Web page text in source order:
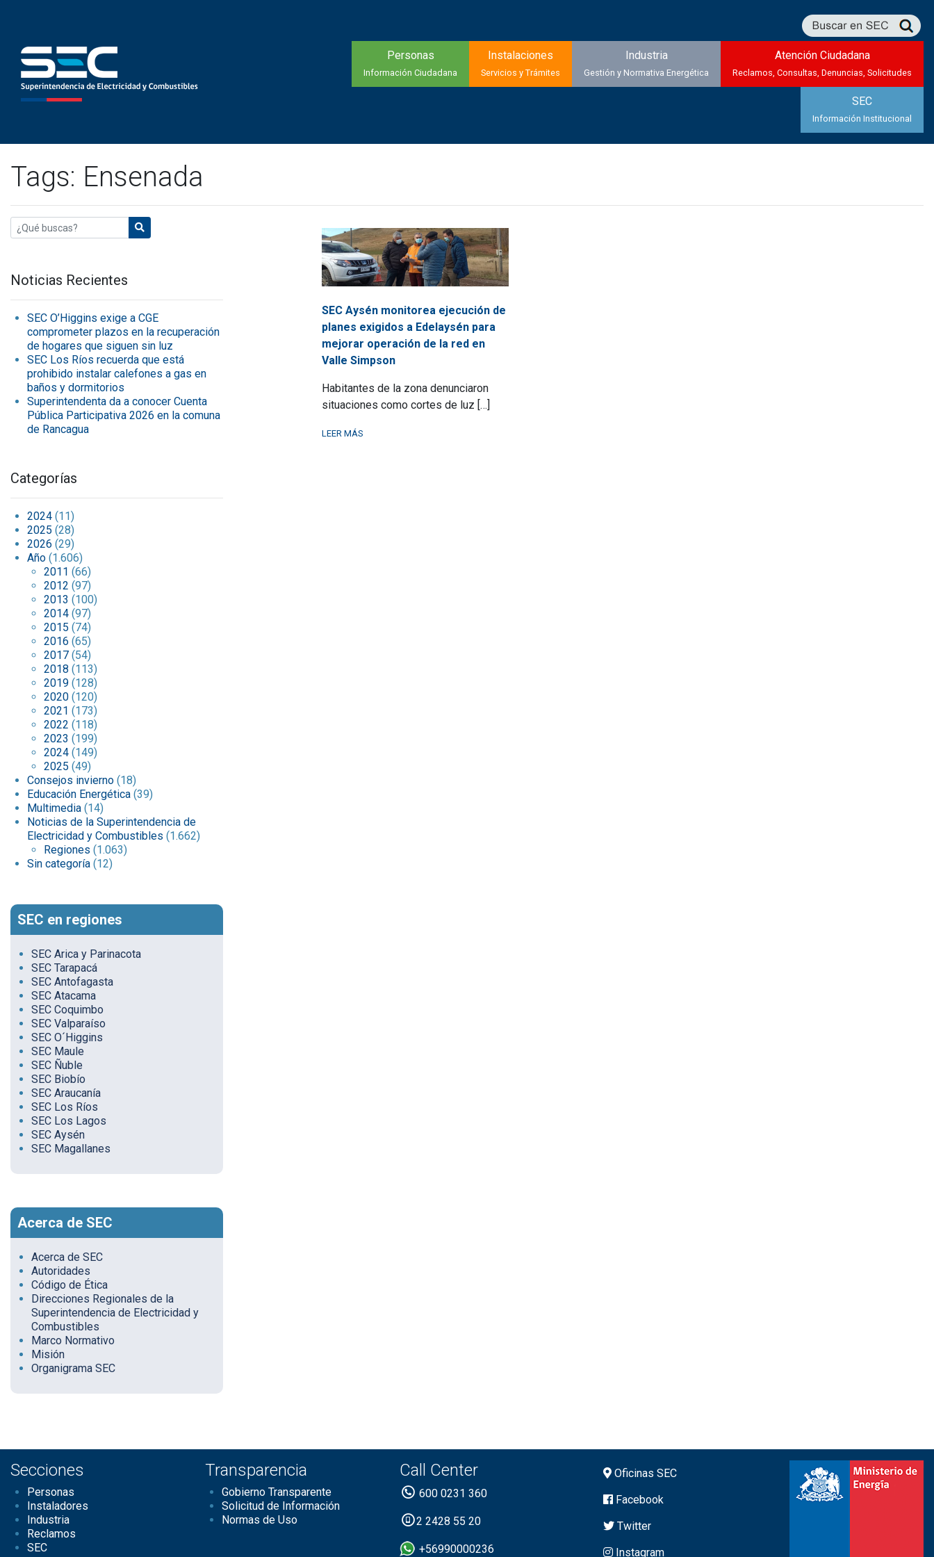
Personas
Información Ciudadana
Instalaciones
Servicios y Trámites
Industria
Gestión y Normativa Energética
Atención Ciudadana
Reclamos, Consultas, Denuncias, Solicitudes
SEC
Información Institucional
Tags: Ensenada
Noticias Recientes
SEC O’Higgins exige a CGE
comprometer plazos en la recuperación
de hogares que siguen sin luz
SEC Los Ríos recuerda que está
prohibido instalar calefones a gas en
baños y dormitorios
Superintendenta da a conocer Cuenta
Pública Participativa 2026 en la comuna
de Rancagua
Categorías
2024 (11)
2025 (28)
2026 (29)
Año (1.606)
2011 (66)
2012 (97)
2013 (100)
2014 (97)
2015 (74)
2016 (65)
2017 (54)
2018 (113)
2019 (128)
2020 (120)
2021 (173)
2022 (118)
2023 (199)
2024 (149)
2025 (49)
Consejos invierno (18)
Educación Energética (39)
Multimedia (14)
Noticias de la Superintendencia de
Electricidad y Combustibles (1.662)
Regiones (1.063)
Sin categoría (12)
SEC en regiones
SEC Arica y Parinacota
SEC Tarapacá
SEC Antofagasta
SEC Atacama
SEC Coquimbo
SEC Valparaíso
SEC O´Higgins
SEC Maule
SEC Ñuble
SEC Biobío
SEC Araucanía
SEC Los Ríos
SEC Los Lagos
SEC Aysén
SEC Magallanes
Acerca de SEC
Acerca de SEC
Autoridades
Código de Ética
Direcciones Regionales de la
Superintendencia de Electricidad y
Combustibles
Marco Normativo
Misión
Organigrama SEC
SEC Aysén monitorea ejecución de
planes exigidos a Edelaysén para
mejorar operación de la red en
Valle Simpson
Habitantes de la zona denunciaron
situaciones como cortes de luz […]
LEER MÁS
Secciones
Personas
Instaladores
Industria
Reclamos
SEC
Transparencia
Gobierno Transparente
Solicitud de Información
Normas de Uso
Call Center
600 0231 360
2 2428 55 20
+56990000236
Oficinas SEC
Facebook
Twitter
Instagram